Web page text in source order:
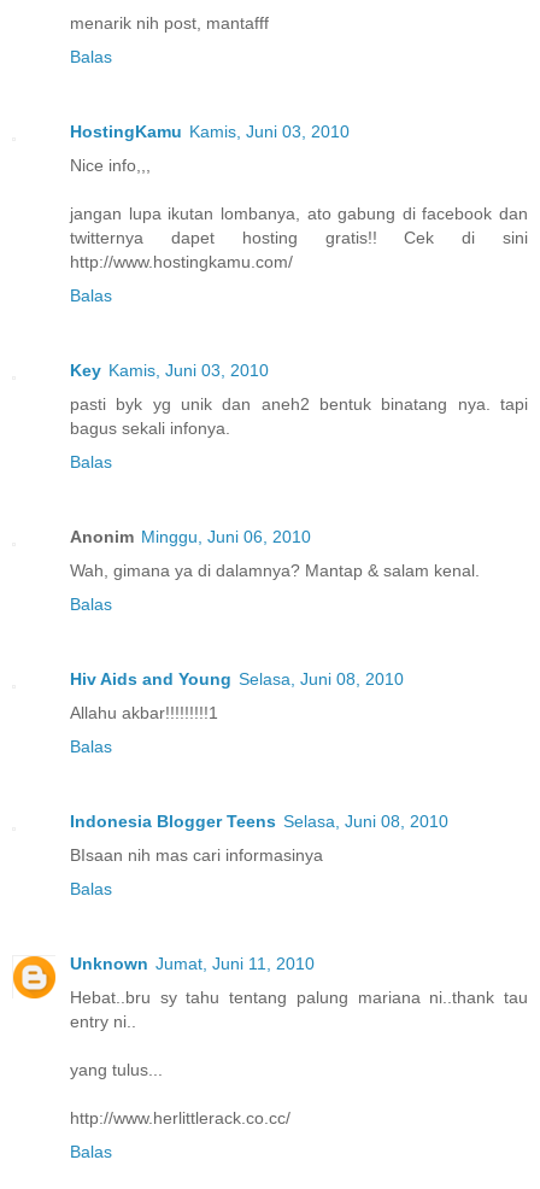
menarik nih post, mantafff
Balas
HostingKamu Kamis, Juni 03, 2010
Nice info,,,
jangan lupa ikutan lombanya, ato gabung di facebook dan
twitternya dapet hosting gratis!! Cek di sini
http://www.hostingkamu.com/
Balas
Key Kamis, Juni 03, 2010
pasti byk yg unik dan aneh2 bentuk binatang nya. tapi
bagus sekali infonya.
Balas
Anonim Minggu, Juni 06, 2010
Wah, gimana ya di dalamnya? Mantap & salam kenal.
Balas
Hiv Aids and Young Selasa, Juni 08, 2010
Allahu akbar!!!!!!!!!1
Balas
Indonesia Blogger Teens Selasa, Juni 08, 2010
BIsaan nih mas cari informasinya
Balas
Unknown Jumat, Juni 11, 2010
Hebat..bru sy tahu tentang palung mariana ni..thank tau
entry ni..
yang tulus...
http://www.herlittlerack.co.cc/
Balas